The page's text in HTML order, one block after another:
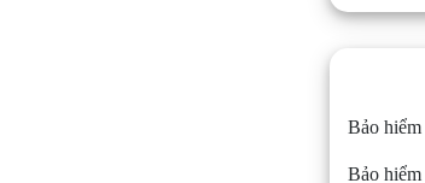
Bảo
Bảo hiểm